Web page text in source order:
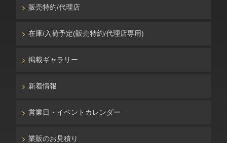
販売特約/代理店
在庫/入荷予定(販売特約/代理店専用)
掲載ギャラリー
新着情報
営業日・イベントカレンダー
業販のお見積り